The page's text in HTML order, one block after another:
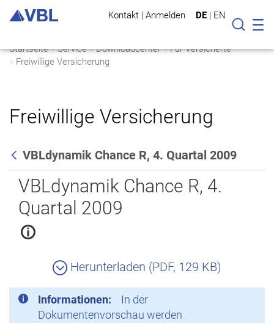
Kontakt | Anmelden DE | EN
Suche
Startseite Service Downloadcenter
Für Versicherte
Freiwillige Versicherung
Freiwillige Versicherung
Zurück
VBLdynamik Chance R, 4. Quartal 2009
VBLdynamik Chance R, 4.
Quartal 2009
Herunterladen (PDF, 129 KB)
Informationen:
In der
Dokumentenvorschau werden